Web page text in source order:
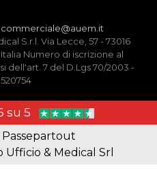
commerciale@auem.it
S.r.l. Via Lecce, 57 - 73016
Numero di iscrizione al
dell'art. 7 del D.Lgs 70/2003 -
su 5
Passepartout
& Medical Srl